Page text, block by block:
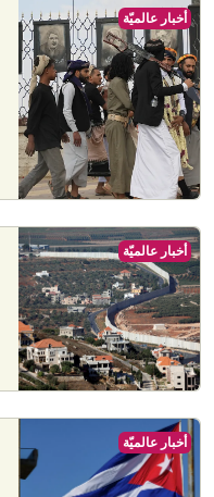
أخبار عالميّة
أخبار عالميّة
أخبار عالميّة